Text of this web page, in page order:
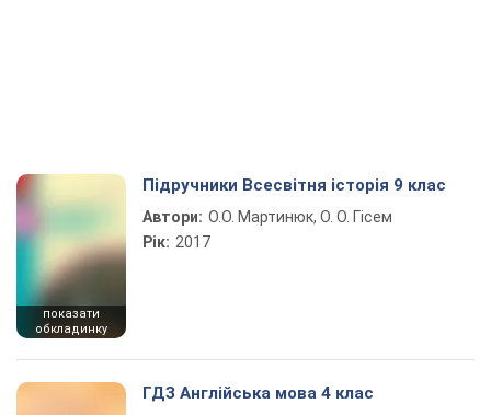
показати
обкладинку
Підручники Всесвітня історія 9 клас
Автори: О.О. Мартинюк, О. О. Гісем
Рік: 2017
ГДЗ Англійська мова 4 клас